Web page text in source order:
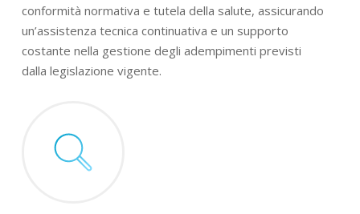
conformità normativa e tutela della salute, assicurando
un’assistenza tecnica continuativa e un supporto
costante nella gestione degli adempimenti previsti
dalla legislazione vigente.